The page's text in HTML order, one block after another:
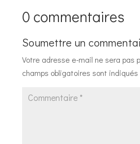
0 commentaires
Soumettre un
Votre adresse e-mail ne sera pas
champs obligatoires sont indiqués